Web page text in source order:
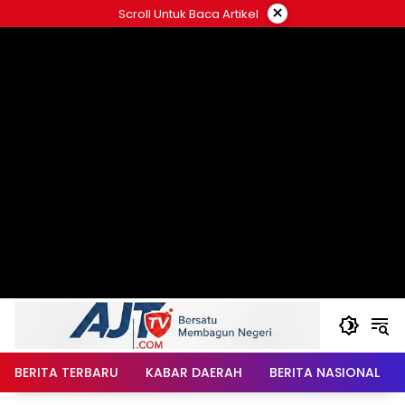
ke
Scroll Untuk Baca Artikel ×
BERITA TERBARU KABAR DAERAH BERITA NASIONAL